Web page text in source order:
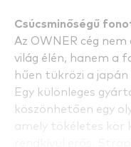
Csúcsminőségű
Az OWNER cég
világ élén, hanem a
hűen tükrözi a
Egy különleges
köszönhetően egy
amely tökéletes kör